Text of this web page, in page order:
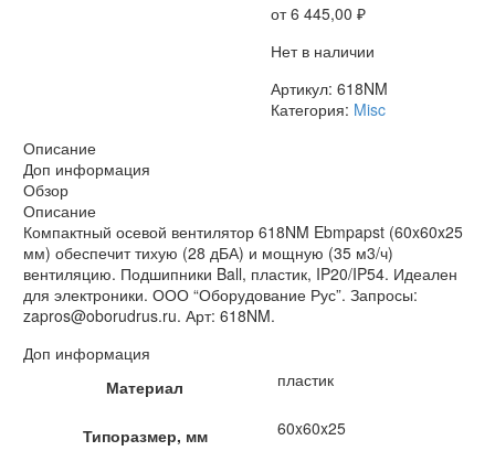
от6 445,00 ₽
Нет в наличии
Артикул: 618NM
Категория: Misc
Описание
Доп информация
Обзор
Описание
Компактный осевой вентилятор 618NM Ebmpapst (60x60x25
мм) обеспечит тихую (28 дБА) и мощную (35 м3/ч)
вентиляцию. Подшипники Ball, пластик, IP20/IP54. Идеален
для электроники. ООО “Оборудование Рус”. Запросы:
zapros@oborudrus.ru. Арт: 618NM.
Доп информация
Материал
пластик
Типоразмер, мм 60x60x25